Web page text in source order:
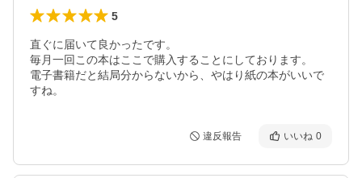
5
直ぐに届いて良かったです。
毎月一回この本はここで購入することにしております。
電子書籍だと結局分からないから、やはり紙の本がいいで
すね。
違反報告 いいね 0